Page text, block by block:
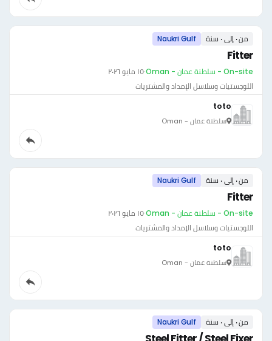
من ٠ إلى ٠ سنة Naukri Gulf
Fitter
On-site - سلطنة عمان - Oman ·١٥ مايو ٢٠٢٦
اللوجستيات وسلاسل الإمداد والمشتريات
toto
سلطنة عمان - Oman
من ٠ إلى ٠ سنة Naukri Gulf
Fitter
On-site - سلطنة عمان - Oman ·١٥ مايو ٢٠٢٦
اللوجستيات وسلاسل الإمداد والمشتريات
toto
سلطنة عمان - Oman
من ٠ إلى ٠ سنة Naukri Gulf